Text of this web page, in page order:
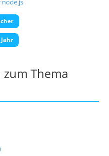
node.js
Thema